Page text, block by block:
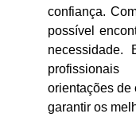
confiança.
possível
necessidade.
orientações de
garantir os